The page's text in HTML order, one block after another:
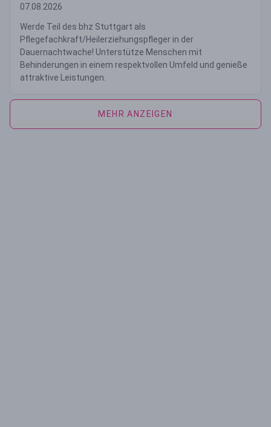
07.08.2026
Werde Teil des bhz Stuttgart als
Pflegefachkraft/Heilerziehungspfleger in der
Dauernachtwache! Unterstütze Menschen mit
Behinderungen in einem respektvollen Umfeld und genieße
attraktive Leistungen.
MEHR ANZEIGEN